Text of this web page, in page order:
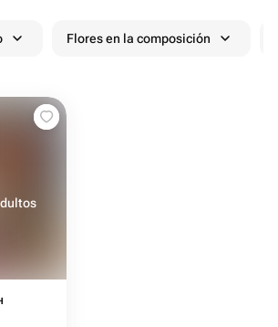
Flores en la composición